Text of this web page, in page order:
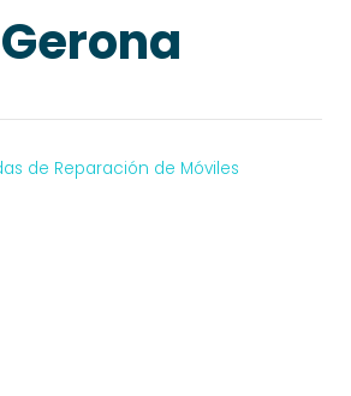
de Reparación de Móviles